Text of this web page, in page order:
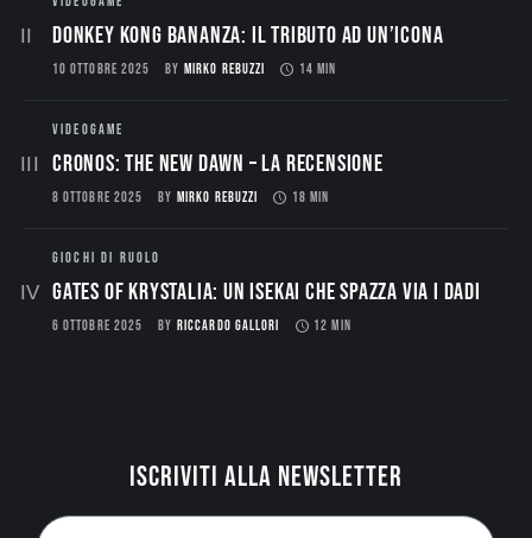
Donkey Kong Bananza: Il Tributo ad un’Icona
10 OTTOBRE 2025 BY MIRKO REBUZZI 14 MIN
VIDEOGAME
CRONOS: THE NEW DAWN – La Recensione
8 OTTOBRE 2025 BY MIRKO REBUZZI 18 MIN
GIOCHI DI RUOLO
Gates of Krystalia: Un Isekai che spazza via i dadi
6 OTTOBRE 2025 BY RICCARDO GALLORI 12 MIN
Iscriviti alla newsletter